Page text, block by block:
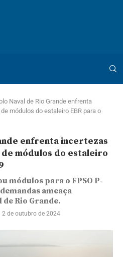
Naval de Rio Grande enfrenta
módulos do estaleiro EBR para o
enfrenta incertezas
módulos do estaleiro
módulos para o FPSO P-
ameaça
Rio Grande.
2 de outubro de 2024